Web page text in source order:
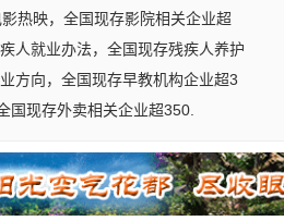
热映，全国现存影院相关企业超
人就业办法，全国现存残疾人养护
方向，全国现存早教机构企业超3
国现存外卖相关企业超350.